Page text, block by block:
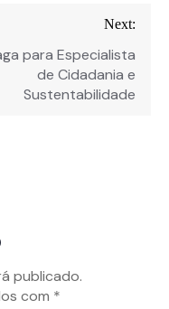
Next:
para Especialista
de Cidadania e
Sustentabilidade
publicado.
com *